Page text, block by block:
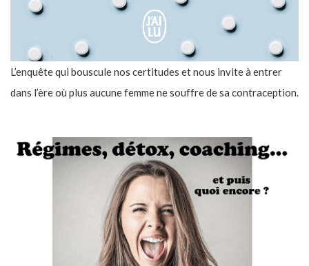
L’enquête qui bouscule nos certitudes et nous invite à entrer
dans l’ère où plus aucune femme ne souffre de sa contraception.